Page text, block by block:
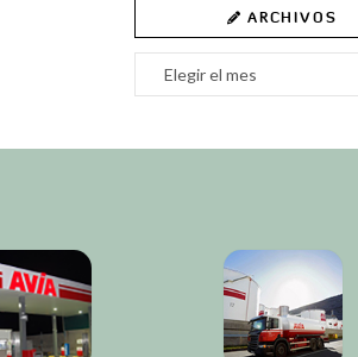
ARCHIVOS
Archivos